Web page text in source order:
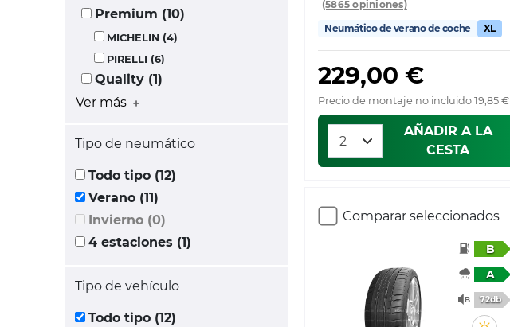
Premium (10)
MICHELIN (4)
PIRELLI (6)
Quality (1)
Ver más
Tipo de neumático
Todo tipo (12)
Verano (11)
Invierno (0)
4 estaciones (1)
Tipo de vehículo
Todo tipo (12)
(5865 opiniones)
Neumático de verano de coche
XL
229,00 €
Precio de montaje no incluido 19,85 €
AÑADIR A LA
CESTA
Comparar seleccionados
B
A
72db